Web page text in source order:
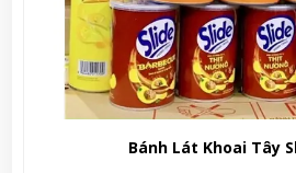
Khoai Tây Slide 145g